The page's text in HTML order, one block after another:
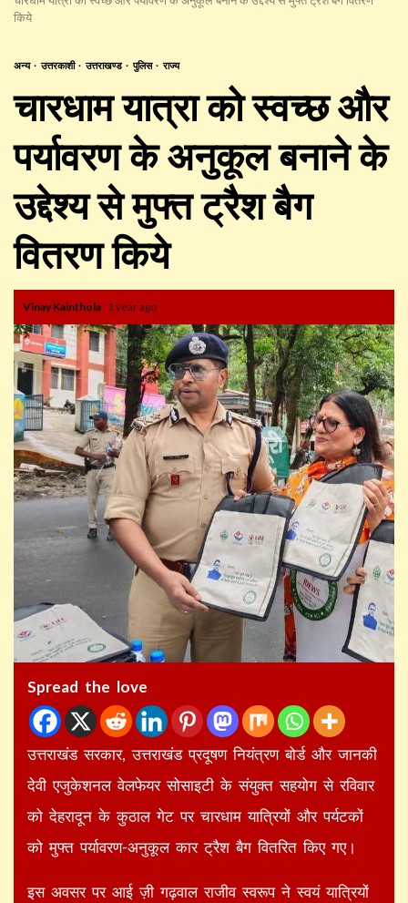
किये
अन्य उत्तरकाशी उत्तराखण्ड पुलिस राज्य
चारधाम यात्रा को स्वच्छ और
पर्यावरण के अनुकूल बनाने के
उद्देश्य से मुफ्त ट्रैश बैग
वितरण किये
Vinay Kainthola 1 year ago
Spread the love
उत्तराखंड सरकार, उत्तराखंड प्रदूषण नियंत्रण बोर्ड और जानकी
देवी एजुकेशनल वेलफेयर सोसाइटी के संयुक्त सहयोग से रविवार
को देहरादून के कुठाल गेट पर चारधाम यात्रियों और पर्यटकों
को मुफ्त पर्यावरण-अनुकूल कार ट्रैश बैग वितरित किए गए।
इस अवसर पर आई ज़ी गढ़वाल राजीव स्वरूप ने स्वयं यात्रियों